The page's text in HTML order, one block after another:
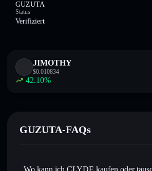
GUZUTA
Status
Verifiziert
JIMOTHY
$0.010834
42.10%
GUZUTA-FAQs
Wo kann ich CLYDE kaufen oder